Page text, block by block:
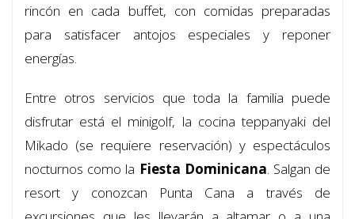
rincón en cada buffet, con comidas preparadas
para satisfacer antojos especiales y reponer
energías.
Entre otros servicios que toda la familia puede
disfrutar está el minigolf, la cocina teppanyaki del
Mikado (se requiere reservación) y espectáculos
nocturnos como la Fiesta Dominicana. Salgan de
resort y conozcan Punta Cana a través de